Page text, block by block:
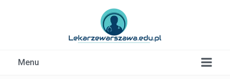
Menu